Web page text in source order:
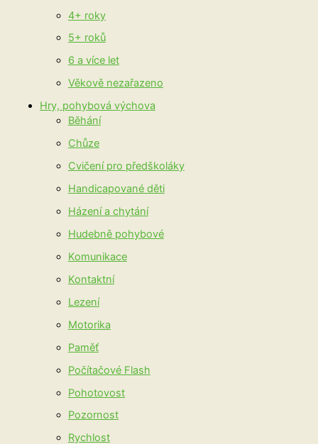
4+ roky
5+ roků
6 a více let
Věkově nezařazeno
Hry, pohybová výchova
Běhání
Chůze
Cvičení pro předškoláky
Handicapované děti
Házení a chytání
Hudebně pohybové
Komunikace
Kontaktní
Lezení
Motorika
Paměť
Počítačové Flash
Pohotovost
Pozornost
Rychlost